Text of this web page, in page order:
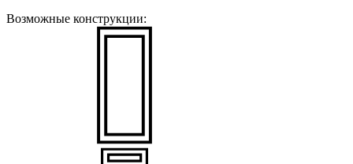
Возможные конструкции: